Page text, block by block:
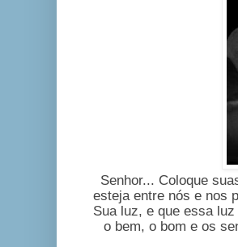
Senhor... Coloque
esteja entre nós e nos
Sua luz, e que essa
o bem, o bom e os